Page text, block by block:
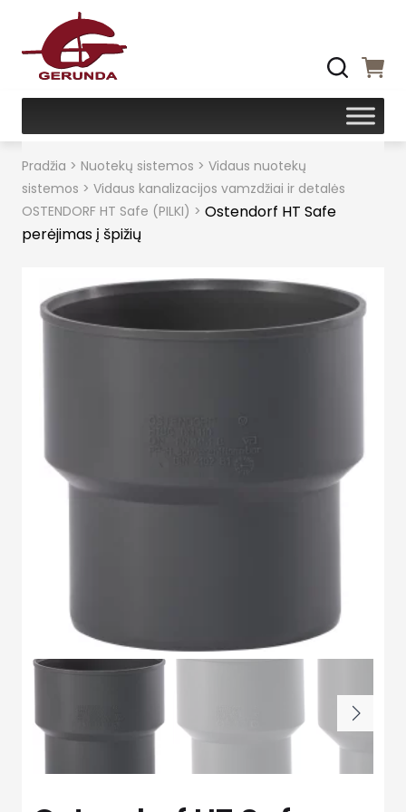
Pradžia > Nuotekų sistemos > Vidaus nuotekų
sistemos > Vidaus kanalizacijos vamzdžiai ir detalės
OSTENDORF HT Safe (PILKI) > Ostendorf HT Safe
perėjimas į špižių